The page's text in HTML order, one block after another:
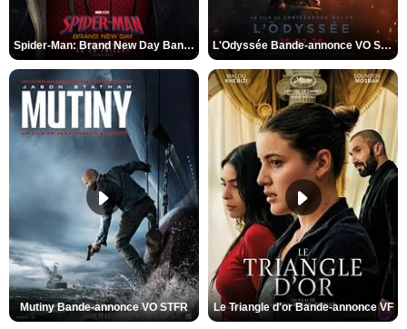
Spider-Man: Brand New Day Bande-annonce VO STFR L'Odyssée Bande-annonce VO STFR
Mutiny Bande-annonce VO STFR Le Triangle d'or Bande-annonce VF